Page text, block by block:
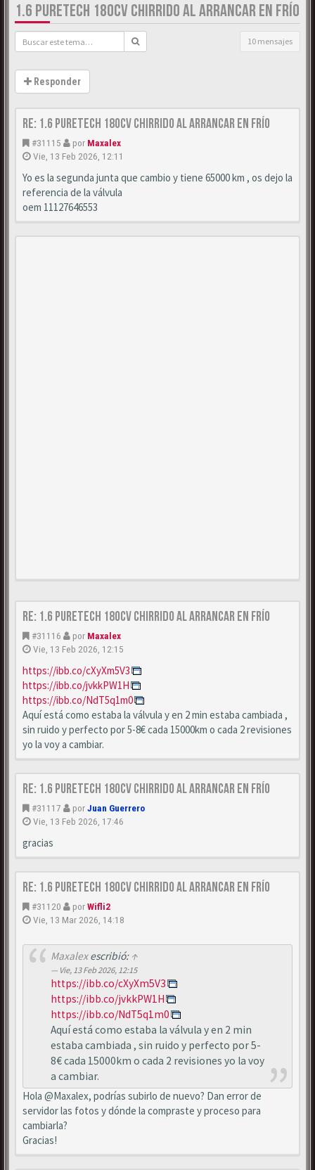
1.6 PURETECH 180CV CHIRRIDO AL ARRANCAR EN FRÍO
10 mensajes
Responder
Re: 1.6 puretech 180cv chirrido al arrancar en frío
#31115 por Maxalex
Vie, 13 Feb 2026, 12:11
Yo es la segunda junta que cambio y tiene 65000 km , os dejo la
referencia de la válvula
oem 11127646553
Re: 1.6 puretech 180cv chirrido al arrancar en frío
#31116 por Maxalex
Vie, 13 Feb 2026, 12:15
https://ibb.co/cXyXm5V3
https://ibb.co/jvkkPW1H
https://ibb.co/NdT5q1m0
Aquí está como estaba la válvula y en 2 min estaba cambiada ,
sin ruido y perfecto por 5-8€ cada 15000km o cada 2 revisiones
yo la voy a cambiar.
Re: 1.6 puretech 180cv chirrido al arrancar en frío
#31117 porJuan Guerrero
Vie, 13 Feb 2026, 17:46
gracias
Re: 1.6 puretech 180cv chirrido al arrancar en frío
#31120 porWifli2
Vie, 13 Mar 2026, 14:18
Maxalexescribió: ↑
Vie, 13 Feb 2026, 12:15
https://ibb.co/cXyXm5V3
https://ibb.co/jvkkPW1H
https://ibb.co/NdT5q1m0
Aquí está como estaba la válvula y en 2 min
estaba cambiada , sin ruido y perfecto por 5-
8€ cada 15000km o cada 2 revisiones yo la voy
a cambiar.
Hola @Maxalex, podrías subirlo de nuevo? Dan error de
servidor las fotos y dónde la compraste y proceso para
cambiarla?
Gracias!